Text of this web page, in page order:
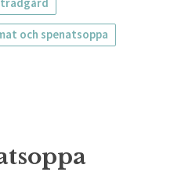
och spenatsoppa